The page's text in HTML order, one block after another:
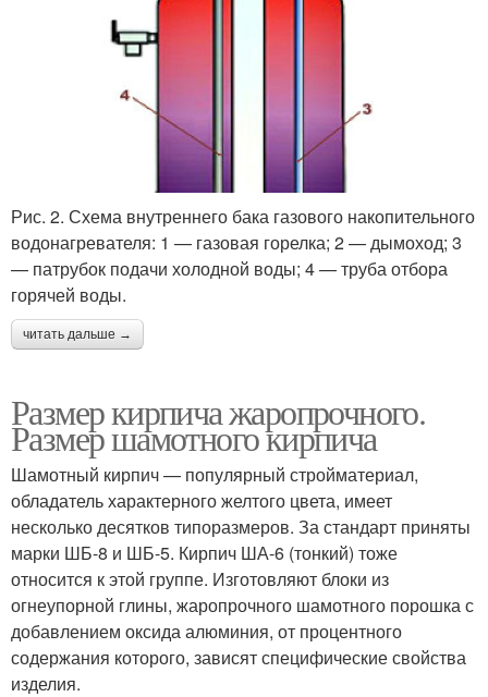
Рис. 2. Схема внутреннего бака газового накопительного
водонагревателя: 1 — газовая горелка; 2 — дымоход; 3
— патрубок подачи холодной воды; 4 — труба отбора
горячей воды.
читать дальше →
Размер кирпича жаропрочного.
Размер шамотного кирпича
Шамотный кирпич — популярный стройматериал,
обладатель характерного желтого цвета, имеет
несколько десятков типоразмеров. За стандарт приняты
марки ШБ-8 и ШБ-5. Кирпич ША-6 (тонкий) тоже
относится к этой группе. Изготовляют блоки из
огнеупорной глины, жаропрочного шамотного порошка с
добавлением оксида алюминия, от процентного
содержания которого, зависят специфические свойства
изделия.